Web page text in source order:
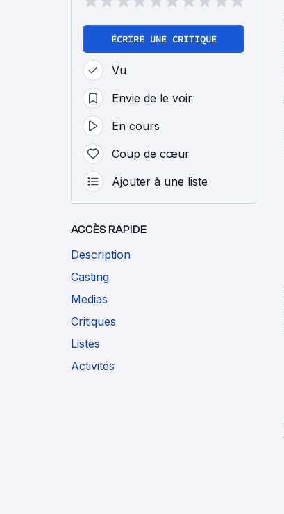
ÉCRIRE UNE CRITIQUE
Vu
Envie de le voir
En cours
Coup de cœur
Ajouter à une liste
ACCÈS RAPIDE
Description
Casting
Medias
Critiques
Listes
Activités